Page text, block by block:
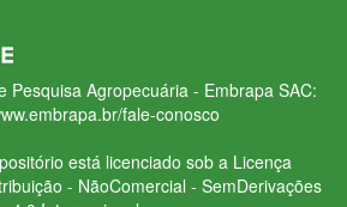
Pesquisa Agropecuária - Embrapa SAC:
fale-conosco
está licenciado sob a Licença
- NãoComercial - SemDerivações